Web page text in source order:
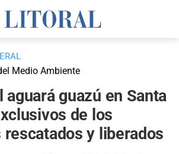
Medio Ambiente
aguará guazú en Santa
de los
y liberados